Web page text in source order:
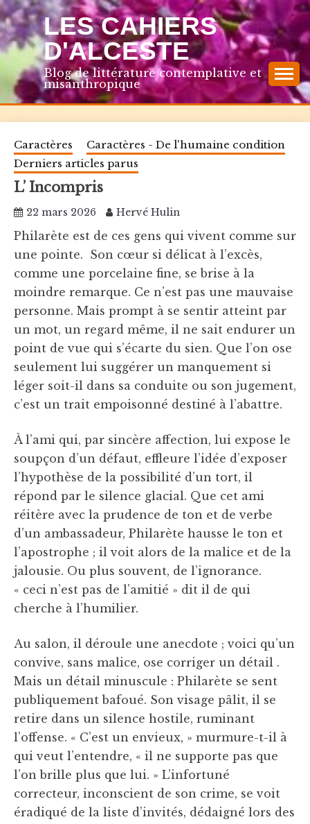
Skip
to
content
LES CAHIERS
D'ALCESTE
Blog de littérature contemplative et
misanthropique
Caractères
Caractères - De l'humaine condition
Derniers articles parus
L’ Incompris
22 mars 2026 Hervé Hulin
Philarète est de ces gens qui vivent comme sur
une pointe. Son cœur si délicat à l’excès,
comme une porcelaine fine, se brise à la
moindre remarque. Ce n’est pas une mauvaise
personne. Mais prompt à se sentir atteint par
un mot, un regard même, il ne sait endurer un
point de vue qui s’écarte du sien. Que l’on ose
seulement lui suggérer un manquement si
léger soit-il dans sa conduite ou son jugement,
c’est un trait empoisonné destiné à l’abattre.
À l’ami qui, par sincère affection, lui expose le
soupçon d’un défaut, effleure l’idée d’exposer
l’hypothèse de la possibilité d’un tort, il
répond par le silence glacial. Que cet ami
réitère avec la prudence de ton et de verbe
d’un ambassadeur, Philarète hausse le ton et
l’apostrophe ; il voit alors de la malice et de la
jalousie. Ou plus souvent, de l’ignorance.
« ceci n’est pas de l’amitié » dit il de qui
cherche à l’humilier.
Au salon, il déroule une anecdote ; voici qu’un
convive, sans malice, ose corriger un détail .
Mais un détail minuscule : Philarète se sent
publiquement bafoué. Son visage pâlit, il se
retire dans un silence hostile, ruminant
l’offense. « C’est un envieux, » murmure-t-il à
qui veut l’entendre, « il ne supporte pas que
l’on brille plus que lui. » L’infortuné
correcteur, inconscient de son crime, se voit
éradiqué de la liste d’invités, dédaigné lors des